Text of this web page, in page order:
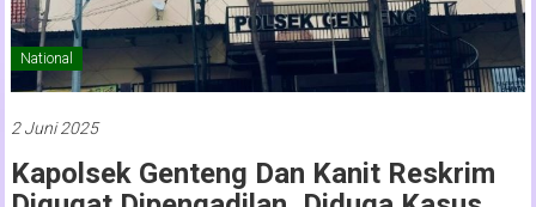
National
2 Juni 2025
Kapolsek Genteng Dan Kanit Reskrim